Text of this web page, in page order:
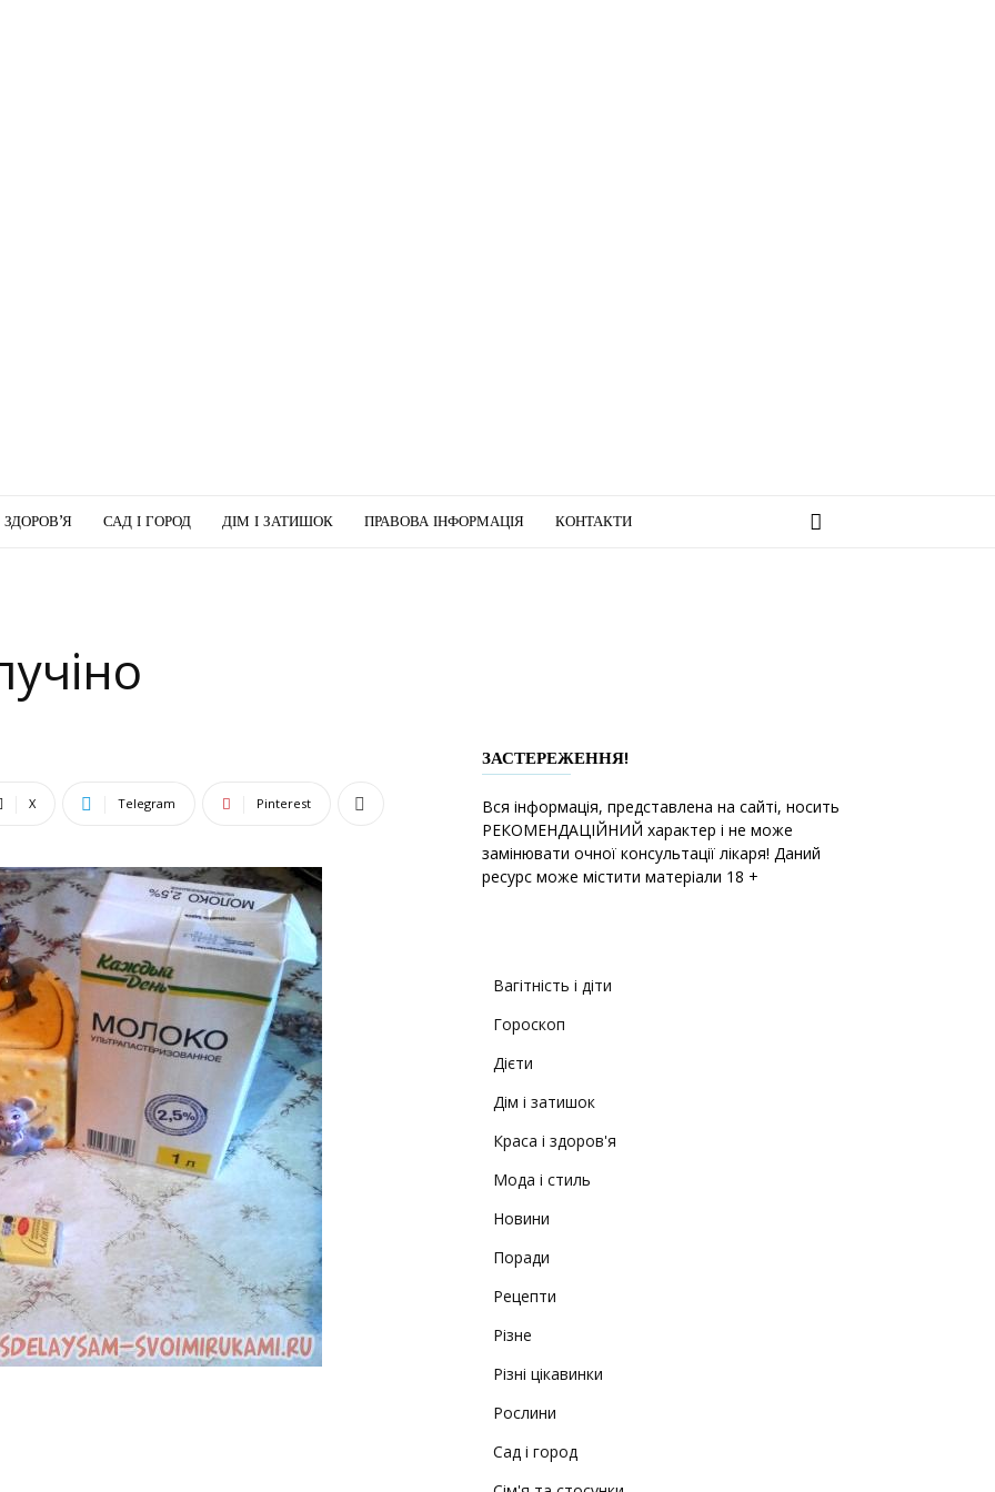
ЗДОРОВ’Я САД І ГОРОД ДІМ І ЗАТИШОК ПРАВОВА ІНФОРМАЦІЯ КОНТАКТИ
X Telegram Pinterest
ЗАСТЕРЕЖЕННЯ!
Вся інформація, представлена на сайті, носить
РЕКОМЕНДАЦІЙНИЙ характер і не може
замінювати очної консультації лікаря! Даний
ресурс може містити матеріали 18 +
Вагітність і діти
Гороскоп
Дієти
Дім і затишок
Краса і здоров'я
Мода і стиль
Новини
Поради
Рецепти
Різне
Різні цікавинки
Рослини
Сад і город